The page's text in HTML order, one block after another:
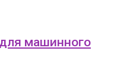
машинного